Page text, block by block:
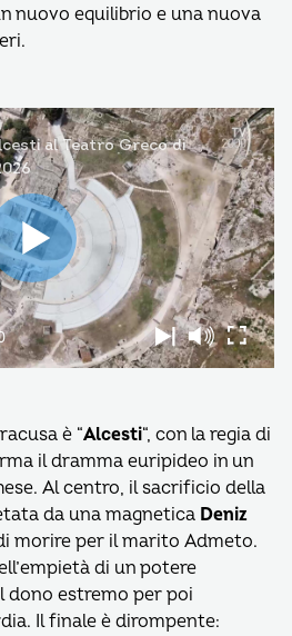
nuovo equilibrio e una nuova
è “Alcesti“, con la regia di
il dramma euripideo in un
Al centro, il sacrificio della
da una magnetica Deniz
morire per il marito Admeto.
di un potere
dono estremo per poi
Il finale è dirompente: